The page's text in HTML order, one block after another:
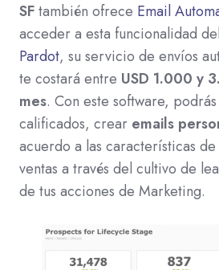
SFtambién ofrece Email
acceder a esta funcionalidad
Pardot, su servicio de envíos
te costará entre USD 1.000 y
mes. Con este software,
calificados, crear emails
acuerdo a las características
ventas a través del cultivo de
de tus acciones de Marketing.